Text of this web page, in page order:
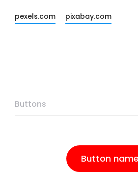
pexels.com pixabay.com
Buttons
Button name